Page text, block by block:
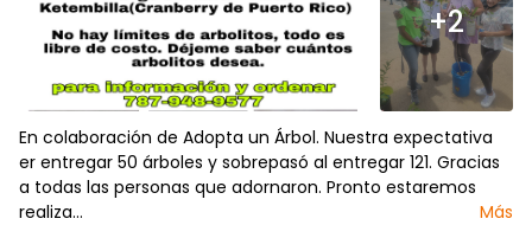
+2
En colaboración de Adopta un Árbol. Nuestra expectativa
er entregar 50 árboles y sobrepasó al entregar 121. Gracias
a todas las personas que adornaron. Pronto estaremos
realiza…
Más